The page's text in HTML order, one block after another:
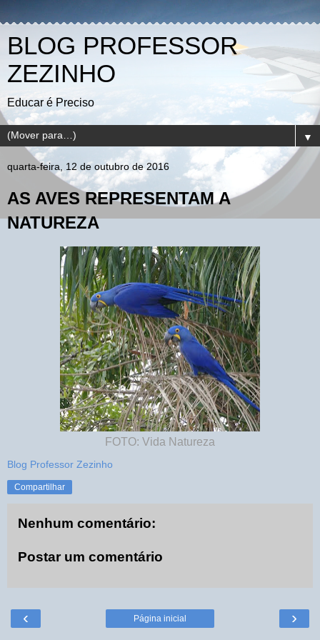
BLOG PROFESSOR
ZEZINHO
Educar é Preciso
▼
quarta-feira, 12 de outubro de 2016
AS AVES REPRESENTAM A
NATUREZA
FOTO: Vida Natureza
Blog Professor Zezinho
Compartilhar
Nenhum comentário:
Postar um comentário
‹ ›
Página inicial